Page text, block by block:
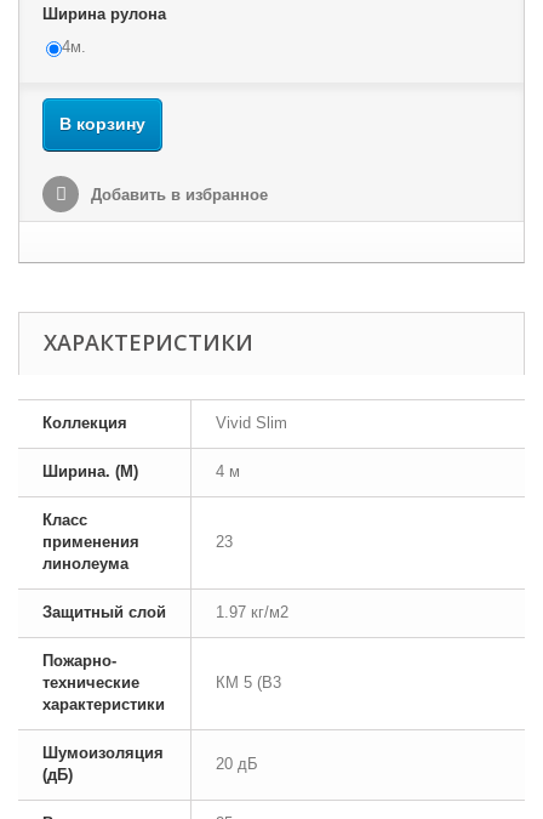
Ширина рулона
4м.
В корзину
Добавить в избранное
ХАРАКТЕРИСТИКИ
Коллекция Vivid Slim
Ширина. (М) 4 м
Класс
применения
линолеума
23
Защитный слой 1.97 кг/м2
Пожарно-
технические
характеристики
КМ 5 (В3
Шумоизоляция
(дБ)
20 дБ